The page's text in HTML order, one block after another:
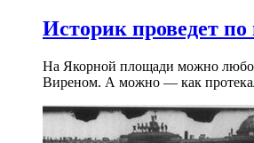
Историк проведет
На Якорной площади можно
Виреном. А можно — как